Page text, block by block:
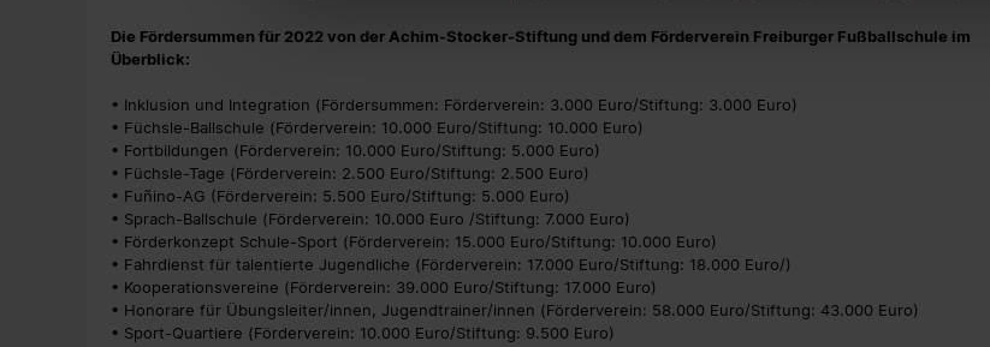
Die Fördersummen für 2022 von der Achim-Stocker-Stiftung und dem Förderverein Freiburger Fußballschule im
Überblick:
• Inklusion und Integration (Fördersummen: Förderverein: 3.000 Euro/Stiftung: 3.000 Euro)
• Füchsle-Ballschule (Förderverein: 10.000 Euro/Stiftung: 10.000 Euro)
• Fortbildungen (Förderverein: 10.000 Euro/Stiftung: 5.000 Euro)
• Füchsle-Tage (Förderverein: 2.500 Euro/Stiftung: 2.500 Euro)
• Fuñino-AG (Förderverein: 5.500 Euro/Stiftung: 5.000 Euro)
• Sprach-Ballschule (Förderverein: 10.000 Euro /Stiftung: 7.000 Euro)
• Förderkonzept Schule-Sport (Förderverein: 15.000 Euro/Stiftung: 10.000 Euro)
• Fahrdienst für talentierte Jugendliche (Förderverein: 17.000 Euro/Stiftung: 18.000 Euro/)
• Kooperationsvereine (Förderverein: 39.000 Euro/Stiftung: 17.000 Euro)
• Honorare für Übungsleiter/innen, Jugendtrainer/innen (Förderverein: 58.000 Euro/Stiftung: 43.000 Euro)
• Sport-Quartiere (Förderverein: 10.000 Euro/Stiftung: 9.500 Euro)